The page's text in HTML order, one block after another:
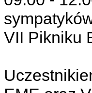
VII Pikniku